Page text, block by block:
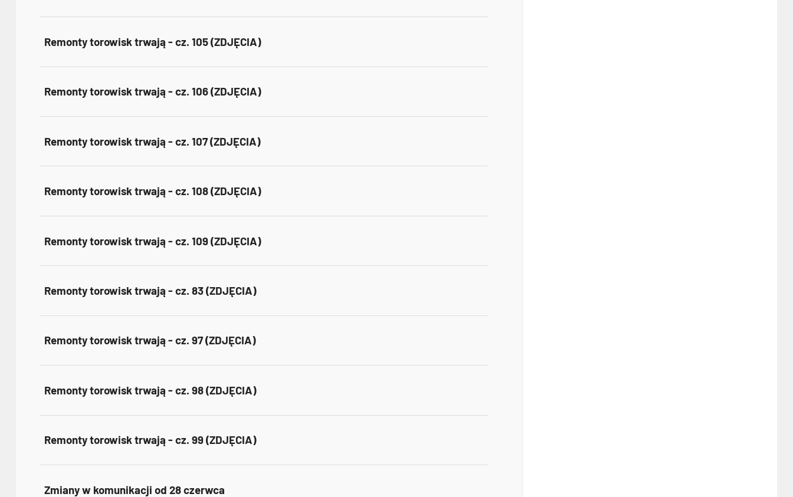
Remonty torowisk trwają - cz. 105 (ZDJĘCIA)
Remonty torowisk trwają - cz. 106 (ZDJĘCIA)
Remonty torowisk trwają - cz. 107 (ZDJĘCIA)
Remonty torowisk trwają - cz. 108 (ZDJĘCIA)
Remonty torowisk trwają - cz. 109 (ZDJĘCIA)
Remonty torowisk trwają - cz. 83 (ZDJĘCIA)
Remonty torowisk trwają - cz. 97 (ZDJĘCIA)
Remonty torowisk trwają - cz. 98 (ZDJĘCIA)
Remonty torowisk trwają - cz. 99 (ZDJĘCIA)
Zmiany w komunikacji od 28 czerwca